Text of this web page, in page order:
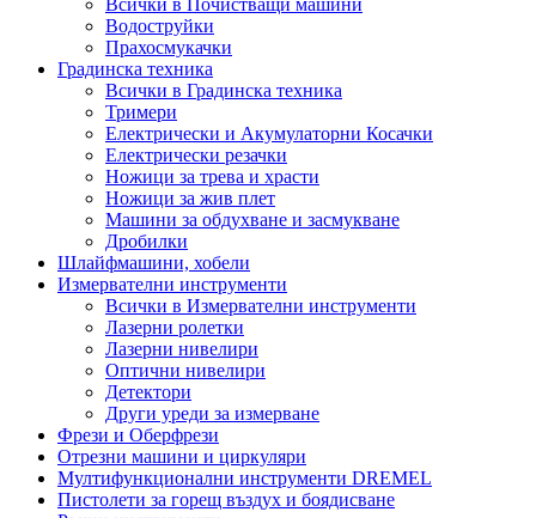
Всички в Почистващи машини
Водоструйки
Прахосмукачки
Градинска техника
Всички в Градинска техника
Тримери
Електрически и Акумулаторни Косачки
Електрически резачки
Ножици за трева и храсти
Ножици за жив плет
Машини за обдухване и засмукване
Дробилки
Шлайфмашини, хобели
Измервателни инструменти
Всички в Измервателни инструменти
Лазерни ролетки
Лазерни нивелири
Оптични нивелири
Детектори
Други уреди за измерване
Фрези и Оберфрези
Отрезни машини и циркуляри
Мултифункционални инструменти DREMEL
Пистолети за горещ въздух и боядисване